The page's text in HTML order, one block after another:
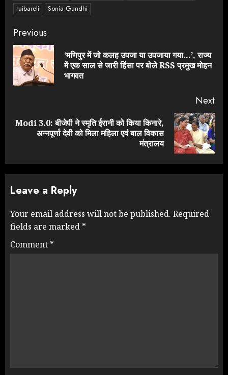
raibareli
Sonia Gandhi
Continue
Reading
Previous
‘मणिपुर में जो कलह उपजा या उपजाया गया…’, राज्य
में एक साल से जारी हिंसा पर बोले RSS प्रमुख मोहन
भागवत
Next
Next
Modi 3.0: बीजेपी ने स्मृति ईरानी को किया किनारे,
अन्नपूर्णा देवी को मिला महिला एवं बाल विकास
मंत्रालय
Leave a Reply
Your email address will not be published. Required
fields are marked *
Comment *